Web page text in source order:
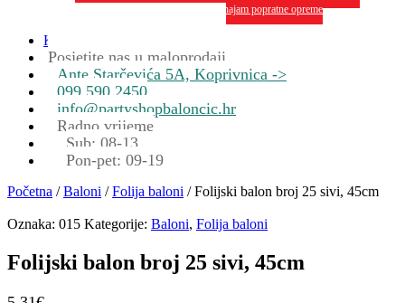
dekoriranja interijera i eksterija te najam popratne opreme
Kontakt
Posjetite nas u maloprodaji
Ante Starčevića 5A, Koprivnica ->
099 590 2450
info@partyshopbaloncic.hr
Radno vrijeme
Sub: 08-13
Pon-pet: 09-19
Početna /Baloni /Folija baloni / Folijski balon broj 25 sivi, 45cm
Oznaka: 015 Kategorije: Baloni, Folija baloni
Folijski balon broj 25 sivi, 45cm